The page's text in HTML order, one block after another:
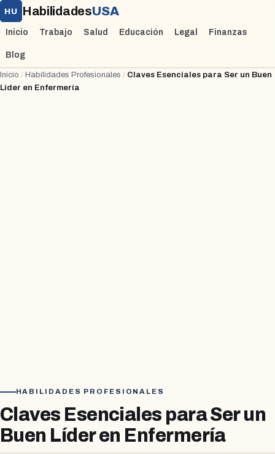
HU HabilidadesUSA
Inicio Trabajo Salud Educación Legal Finanzas
Blog
Inicio / Habilidades Profesionales / Claves Esenciales para Ser un Buen
Líder en Enfermería
HABILIDADES PROFESIONALES
Claves Esenciales para Ser un
Buen Líder en Enfermería